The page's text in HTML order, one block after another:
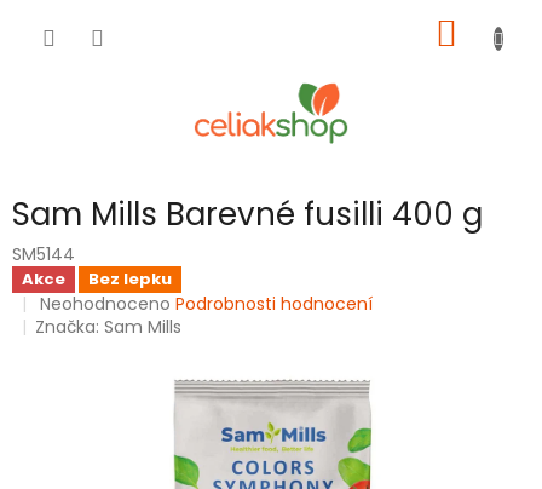
KOŠÍK
Sam Mills Barevné fusilli 400 g
SM5144
Akce Bez lepku
Průměrné
hodnocení
Neohodnoceno Podrobnosti hodnocení
Značka:Sam Mills